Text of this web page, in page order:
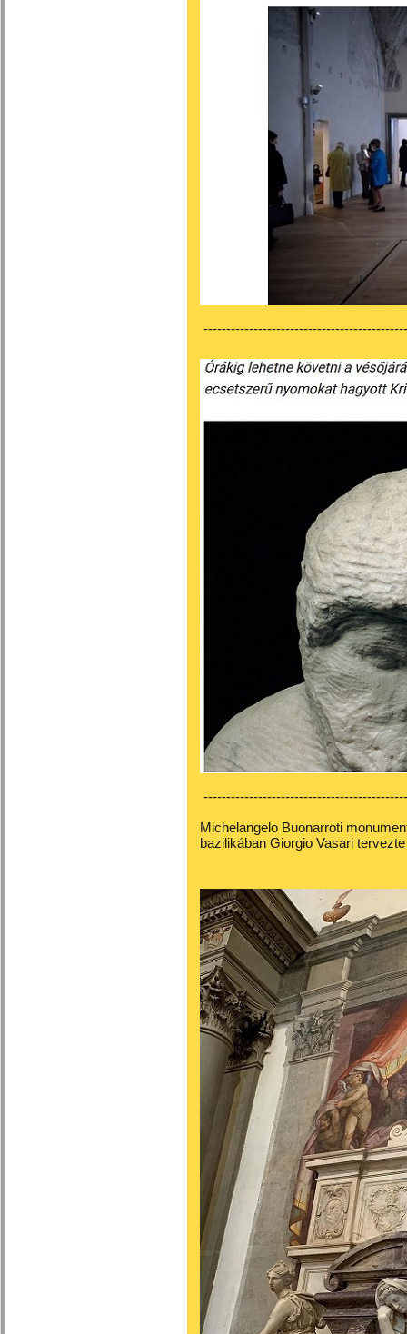
Michelangelo Buonarroti
bazilikában Giorgio Vasari